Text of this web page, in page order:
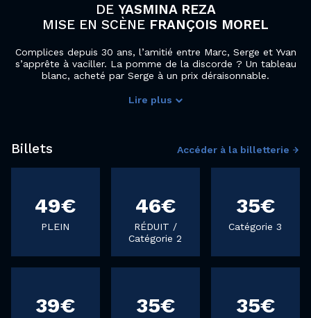
DE YASMINA REZA
MISE EN SCÈNE FRANÇOIS MOREL
Complices depuis 30 ans, l’amitié entre Marc, Serge et Yvan
s’apprête à vaciller. La pomme de la discorde ? Un tableau
blanc, acheté par Serge à un prix déraisonnable.
Lire plus
Billets Accéder à la billetterie
49€
PLEIN
46€
RÉDUIT /
Catégorie 2
35€
Catégorie 3
39€ 35€ 35€